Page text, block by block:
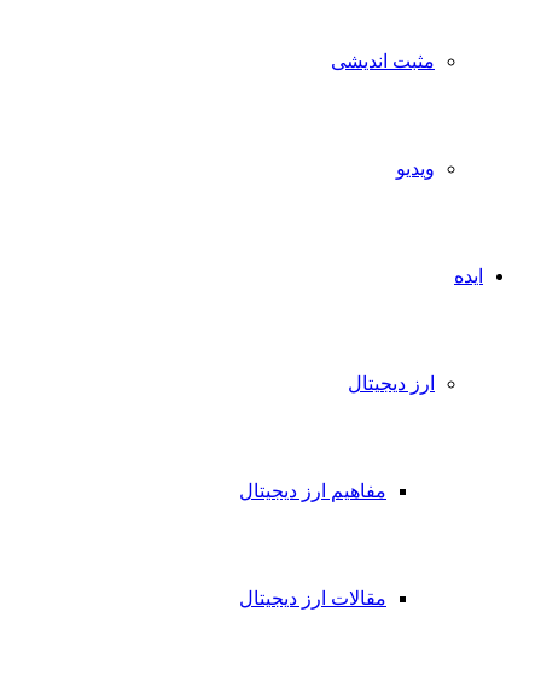
مثبت اندیشی
ارز دیجیتال
مفاهیم ارز دیجیتال
مقالات ارز دیجیتال